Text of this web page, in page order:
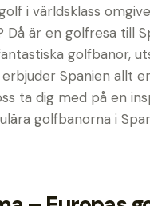
i världsklass
är en golfresa till
golfbanor,
Spanien allt
ta dig med på en
golfbanorna i